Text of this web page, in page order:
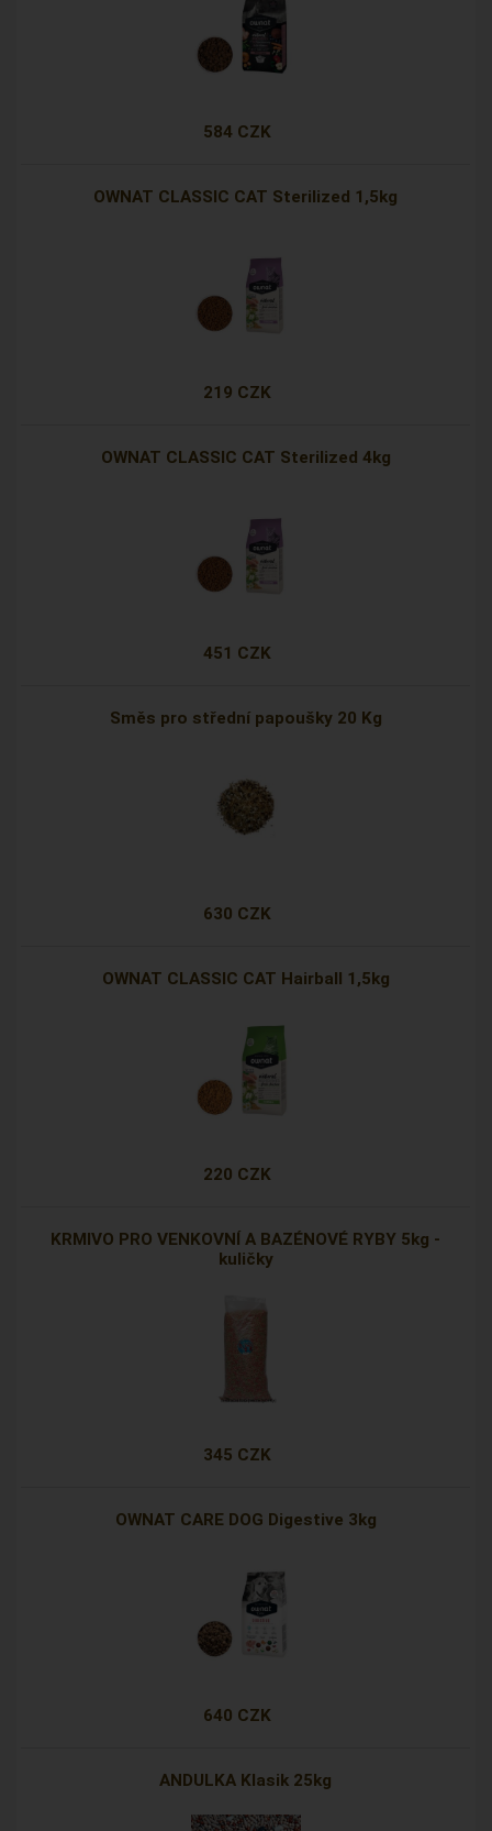
584 CZK
OWNAT CLASSIC CAT Sterilized 1,5kg
219 CZK
OWNAT CLASSIC CAT Sterilized 4kg
451 CZK
Směs pro střední papoušky 20 Kg
630 CZK
OWNAT CLASSIC CAT Hairball 1,5kg
220 CZK
KRMIVO PRO VENKOVNÍ A BAZÉNOVÉ RYBY 5kg -
kuličky
345 CZK
OWNAT CARE DOG Digestive 3kg
640 CZK
ANDULKA Klasik 25kg